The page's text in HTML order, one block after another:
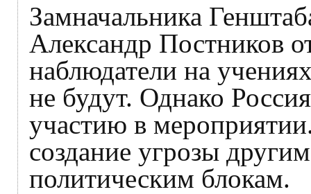
Замначальника
Александр Постников
наблюдатели на
не будут. Однако
участию в
создание угрозы
политическим блокам.